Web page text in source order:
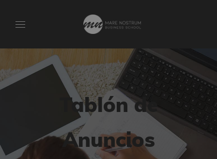
Tablón de
Anuncios